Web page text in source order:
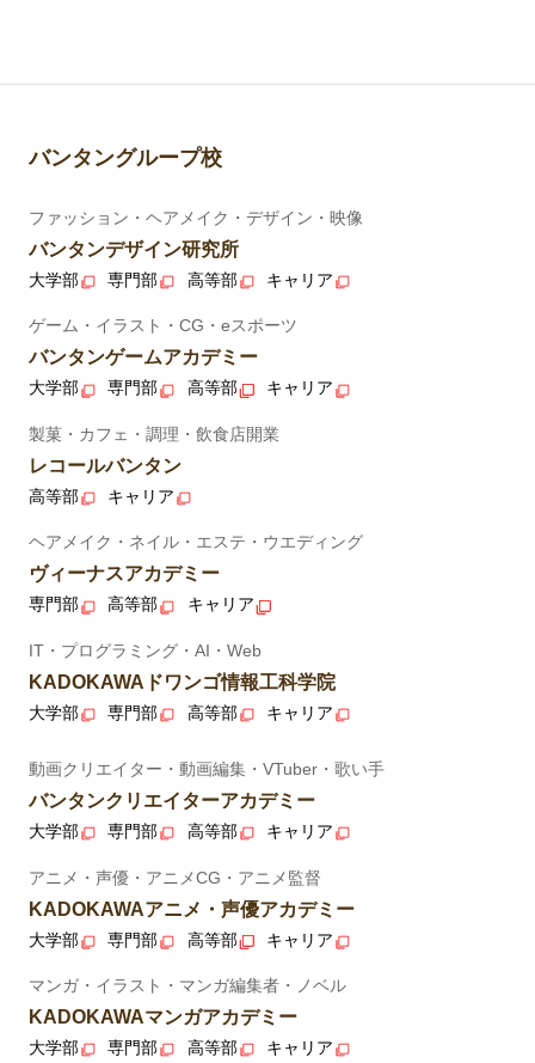
バンタングループ校
ファッション・ヘアメイク・デザイン・映像
バンタンデザイン研究所
大学部 専門部 高等部 キャリア
ゲーム・イラスト・CG・eスポーツ
バンタンゲームアカデミー
大学部 専門部 高等部 キャリア
製菓・カフェ・調理・飲食店開業
レコールバンタン
高等部 キャリア
ヘアメイク・ネイル・エステ・ウエディング
ヴィーナスアカデミー
専門部 高等部 キャリア
IT・プログラミング・AI・Web
KADOKAWAドワンゴ情報工科学院
大学部 専門部 高等部 キャリア
動画クリエイター・動画編集・VTuber・歌い手
バンタンクリエイターアカデミー
大学部 専門部 高等部 キャリア
アニメ・声優・アニメCG・アニメ監督
KADOKAWAアニメ・声優アカデミー
大学部 専門部 高等部 キャリア
マンガ・イラスト・マンガ編集者・ノベル
KADOKAWAマンガアカデミー
大学部 専門部 高等部 キャリア